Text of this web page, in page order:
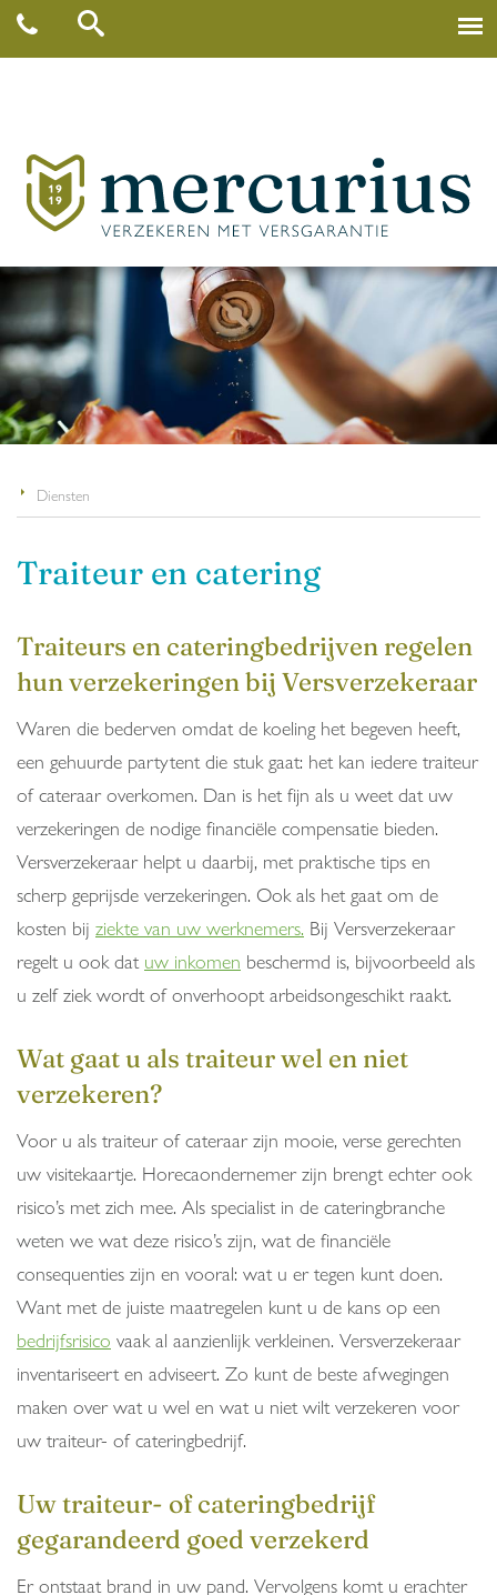
Diensten
Traiteur en catering
Traiteurs en cateringbedrijven regelen
hun verzekeringen bij Versverzekeraar
Waren die bederven omdat de koeling het begeven heeft,
een gehuurde partytent die stuk gaat: het kan iedere traiteur
of cateraar overkomen. Dan is het fijn als u weet dat uw
verzekeringen de nodige financiële compensatie bieden.
Versverzekeraar helpt u daarbij, met praktische tips en
scherp geprijsde verzekeringen. Ook als het gaat om de
kosten bij ziekte van uw werknemers. Bij Versverzekeraar
regelt u ook dat uw inkomen beschermd is, bijvoorbeeld als
u zelf ziek wordt of onverhoopt arbeidsongeschikt raakt.
Wat gaat u als traiteur wel en niet
verzekeren?
Voor u als traiteur of cateraar zijn mooie, verse gerechten
uw visitekaartje. Horecaondernemer zijn brengt echter ook
risico’s met zich mee. Als specialist in de cateringbranche
weten we wat deze risico’s zijn, wat de financiële
consequenties zijn en vooral: wat u er tegen kunt doen.
Want met de juiste maatregelen kunt u de kans op een
bedrijfsrisico vaak al aanzienlijk verkleinen. Versverzekeraar
inventariseert en adviseert. Zo kunt de beste afwegingen
maken over wat u wel en wat u niet wilt verzekeren voor
uw traiteur- of cateringbedrijf.
Uw traiteur- of cateringbedrijf
gegarandeerd goed verzekerd
Er ontstaat brand in uw pand. Vervolgens komt u erachter